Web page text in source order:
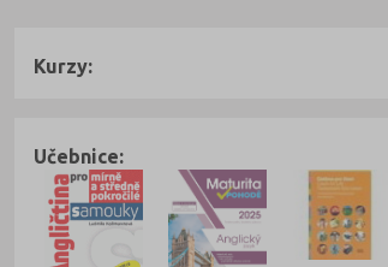
Kurzy:
Učebnice: